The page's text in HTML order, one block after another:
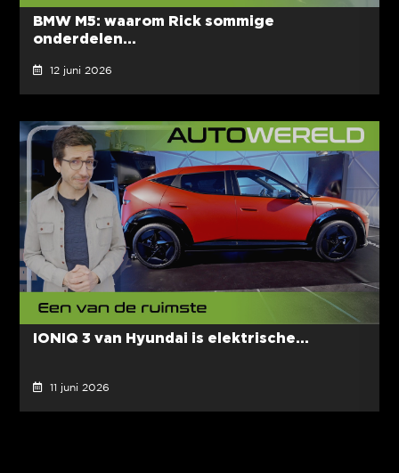
BMW M5: waarom Rick sommige
onderdelen...
12 juni 2026
IONIQ 3 van Hyundai is elektrische...
11 juni 2026